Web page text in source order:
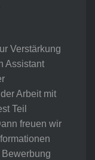
Verstärkung
Assistant
Arbeit mit
Teil
freuen wir